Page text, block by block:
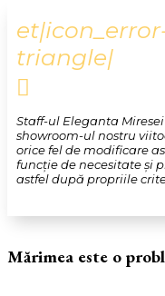
triangle|

Staff-ul Eleganta
showroom-ul nostru
orice fel de modificare
funcție de necesitate și
astfel după propriile
Mărimea este o